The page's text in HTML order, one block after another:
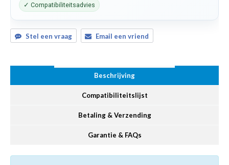
✓ Compatibiliteitsadvies
Stel een vraag Email een vriend
Beschrijving
Compatibiliteitslijst
Betaling & Verzending
Garantie & FAQs